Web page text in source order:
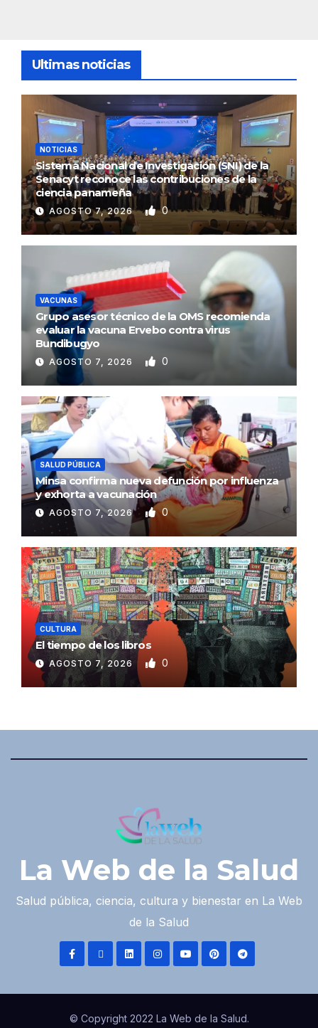
Ultimas noticias
NOTICIAS
Sistema Nacional de Investigación (SNI) de la
Senacyt reconoce las contribuciones de la
ciencia panameña
AGOSTO 7, 2026 0
VACUNAS
Grupo asesor técnico de la OMS recomienda
evaluar la vacuna Ervebo contra virus
Bundibugyo
AGOSTO 7, 2026 0
SALUD PÚBLICA
Minsa confirma nueva defunción por influenza
y exhorta a vacunación
AGOSTO 7, 2026 0
CULTURA
El tiempo de los libros
AGOSTO 7, 2026 0
La Web de la Salud
Salud pública, ciencia, cultura y bienestar en La Web
de la Salud
© Copyright 2022 La Web de la Salud.